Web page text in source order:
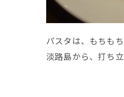
パスタは、もちも
淡路島から、打ち